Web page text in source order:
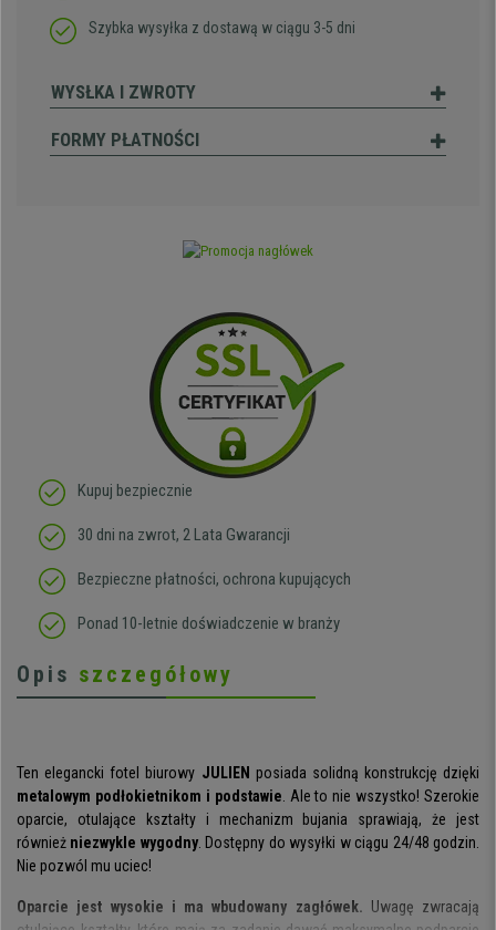
Szybka wysyłka z dostawą w ciągu 3-5 dni
WYSŁKA I ZWROTY
FORMY PŁATNOŚCI
Kupuj bezpiecznie
30 dni na zwrot, 2 Lata Gwarancji
Bezpieczne płatności, ochrona kupujących
Ponad 10-letnie doświadczenie w branży
Opis szczegółowy
Ten elegancki fotel biurowy JULIEN posiada solidną konstrukcję dzięki
metalowym podłokietnikom i podstawie . Ale to nie wszystko! Szerokie
oparcie, otulające kształty i mechanizm bujania sprawiają, że jest
również niezwykle wygodny. Dostępny do wysyłki w ciągu 24/48 godzin.
Nie pozwól mu uciec!
Oparcie jest wysokie i ma wbudowany zagłówek. Uwagę zwracają